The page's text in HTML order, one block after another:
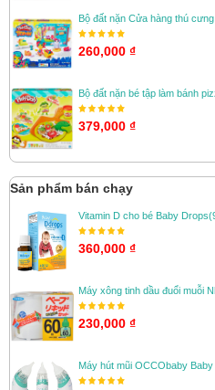
Bộ đất nặn Cửa hàng thú
260,000 ₫
Bộ đất nặn bé tập làm bánh
379,000 ₫
Sản phẩm bán chạy
Vitamin D cho bé Baby
360,000 ₫
Máy xông tinh dầu đuổi muỗi
230,000 ₫
Máy hút mũi OCCObaby